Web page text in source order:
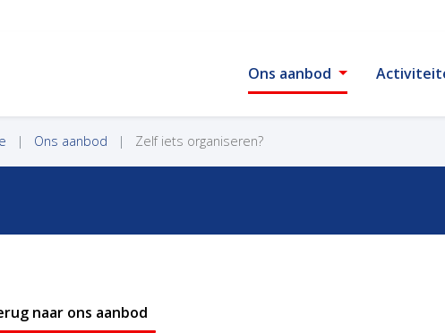
Ons aanbod
Ons aanbod Zelf iets organiseren?
naar ons aanbod